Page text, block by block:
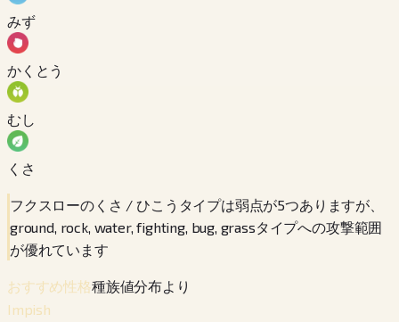
みず
かくとう
むし
くさ
フクスローのくさ / ひこうタイプは弱点が5つありますが、
ground, rock, water, fighting, bug, grassタイプへの攻撃範囲
が優れています
おすすめ性格種族値分布より
Impish